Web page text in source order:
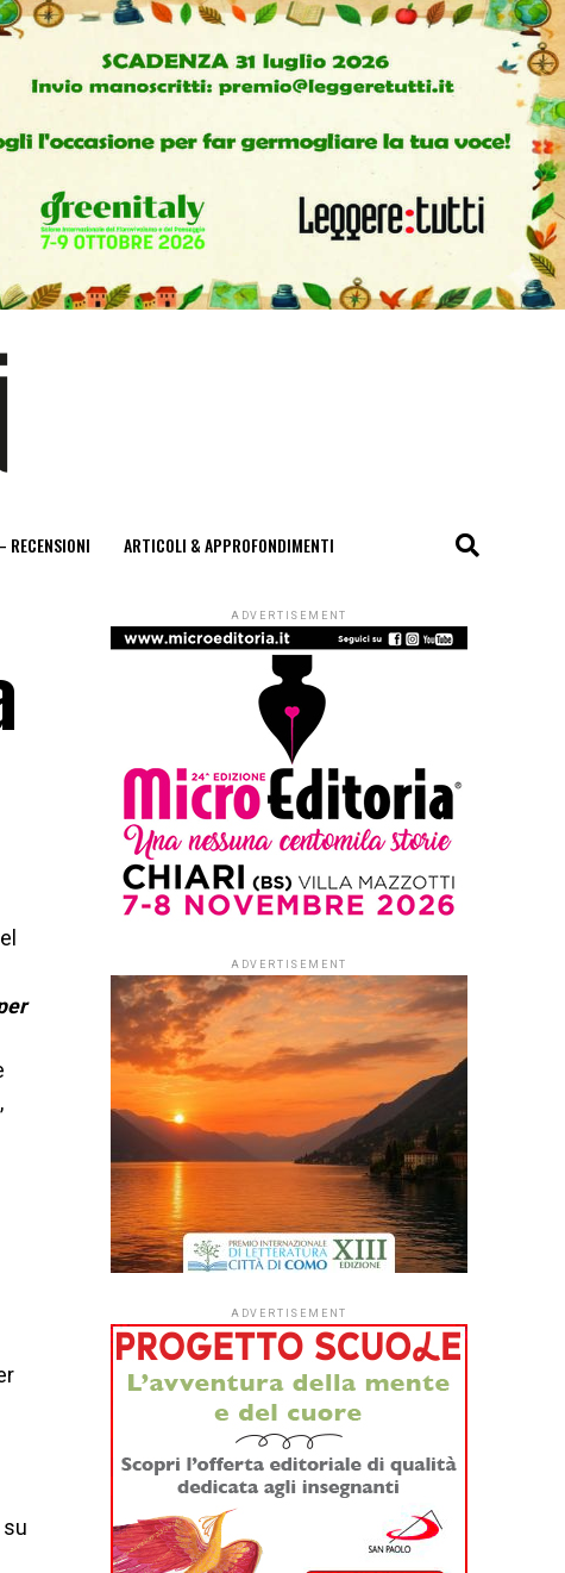
RECENSIONI ARTICOLI & APPROFONDIMENTI
su
ADVERTISEMENT
ADVERTISEMENT
ADVERTISEMENT